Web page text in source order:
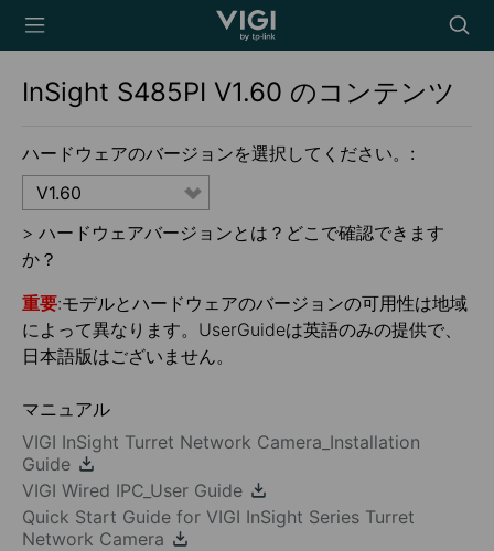
TP-Link, Reliably
icon
InSight S485PI V1.60 のコンテンツ
ハードウェアのバージョンを選択してください。:
V1.60
> ハードウェアバージョンとは？どこで確認できます
か？
重要:モデルとハードウェアのバージョンの可用性は地域
によって異なります。UserGuideは英語のみの提供で、
日本語版はございません。
マニュアル
VIGI InSight Turret Network Camera_Installation
Guide
VIGI Wired IPC_User Guide
Quick Start Guide for VIGI InSight Series Turret
Network Camera